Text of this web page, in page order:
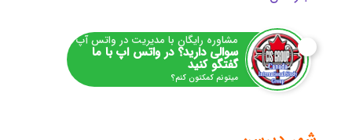
مشاوره رایگان با مدیریت در واتس آپ
سوالی دارید؟ در واتس اپ با ما
گفتگو کنید
میتونم کمکتون کنم؟